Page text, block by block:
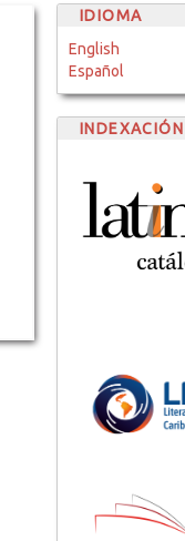
IDIOMA
English
Español
INDEXACIÓN